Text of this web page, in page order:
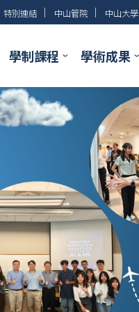
特別連結 │ 中山管院 │ 中山大學
學制課程 學術成果